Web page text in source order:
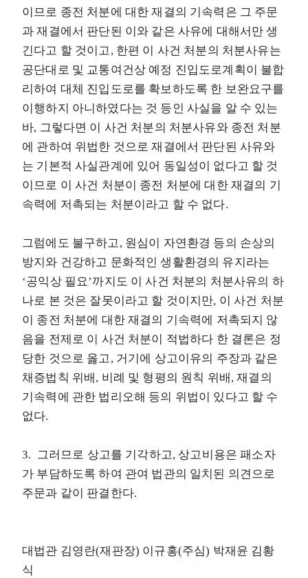
이므로 종전 처분에 대한 재결의 기속력은 그 주문
과 재결에서 판단된 이와 같은 사유에 대해서만 생
긴다고 할 것이고, 한편 이 사건 처분의 처분사유는
공단대로 및 교통여건상 예정 진입도로계획이 불합
리하여 대체 진입도로를 확보하도록 한 보완요구를
이행하지 아니하였다는 것 등인 사실을 알 수 있는
바, 그렇다면 이 사건 처분의 처분사유와 종전 처분
에 관하여 위법한 것으로 재결에서 판단된 사유와
는 기본적 사실관계에 있어 동일성이 없다고 할 것
이므로 이 사건 처분이 종전 처분에 대한 재결의 기
속력에 저촉되는 처분이라고 할 수 없다.
그럼에도 불구하고, 원심이 자연환경 등의 손상의
방지와 건강하고 문화적인 생활환경의 유지라는
‘공익상 필요’까지도 이 사건 처분의 처분사유의 하
나로 본 것은 잘못이라고 할 것이지만, 이 사건 처분
이 종전 처분에 대한 재결의 기속력에 저촉되지 않
음을 전제로 이 사건 처분이 적법하다 한 결론은 정
당한 것으로 옳고, 거기에 상고이유의 주장과 같은
채증법칙 위배, 비례 및 형평의 원칙 위배, 재결의
기속력에 관한 법리오해 등의 위법이 있다고 할 수
없다.
3. 그러므로 상고를 기각하고, 상고비용은 패소자
가 부담하도록 하여 관여 법관의 일치된 의견으로
주문과 같이 판결한다.
대법관 김영란(재판장) 이규홍(주심) 박재윤 김황
식